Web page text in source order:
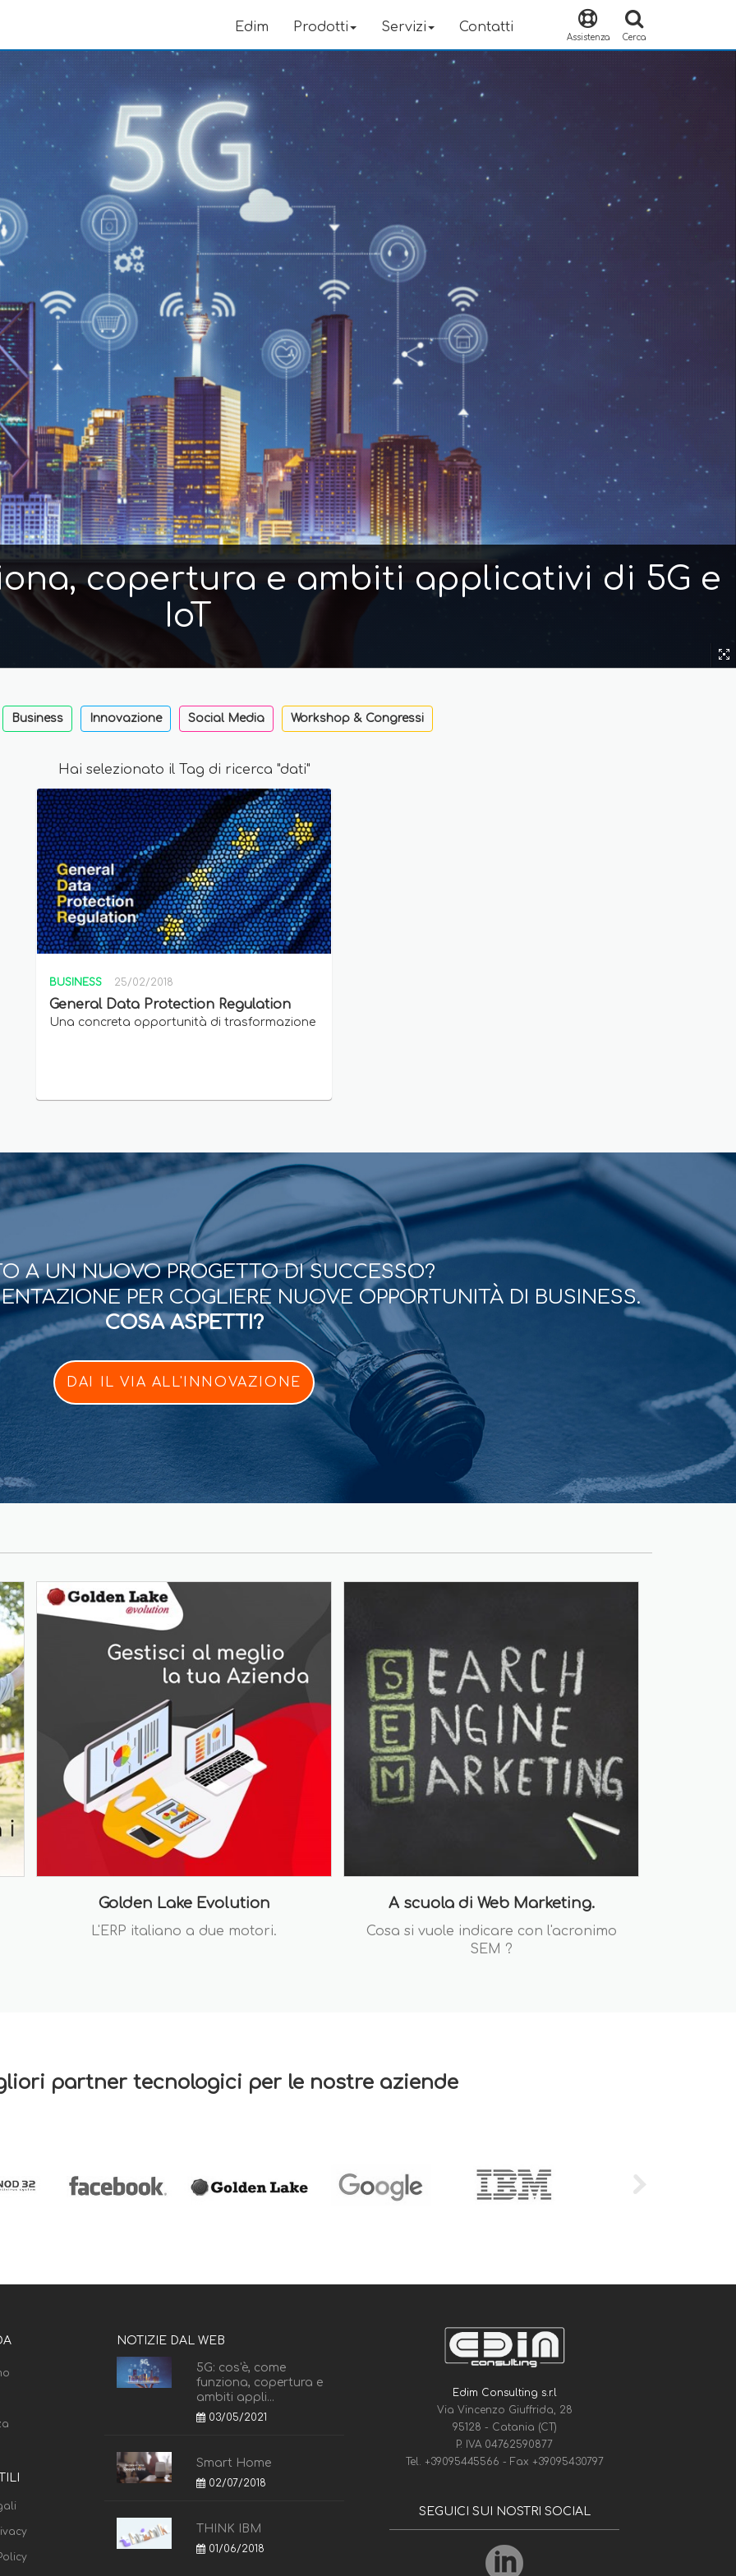
Edim Prodotti Servizi Contatti
Assistenza Cerca
copertura e ambiti applicativi di 5G e
IoT
Business Innovazione Social Media Workshop & Congressi
Hai selezionato il Tag di ricerca "dati"
BUSINESS 25/02/2018
General Data Protection Regulation
Una concreta opportunità di trasformazione
A UN NUOVO PROGETTO DI SUCCESSO?
PER COGLIERE NUOVE OPPORTUNITÀ DI BUSINESS.
COSA ASPETTI?
DAI IL VIA ALL'INNOVAZIONE
Golden Lake Evolution
L'ERP italiano a due motori.
A scuola di Web Marketing.
Cosa si vuole indicare con l'acronimo
SEM ?
partner tecnologici per le nostre aziende
NOTIZIE DAL WEB
5G: cos'è, come
funziona, copertura e
ambiti appli...
03/05/2021
Smart Home
02/07/2018
THINK IBM
01/06/2018
Edim Consulting s.r.l
Via Vincenzo Giuffrida, 28
95128 - Catania (CT)
P. IVA 04762590877
Tel. +39095445566 - Fax +39095430797
SEGUICI SUI NOSTRI SOCIAL